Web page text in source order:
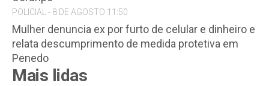
POLICIAL - 8 DE AGOSTO 11:50
Mulher denuncia ex por furto de celular e dinheiro e
relata descumprimento de medida protetiva em
Penedo
Mais lidas